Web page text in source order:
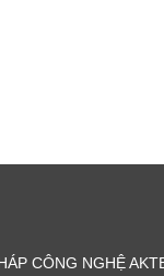
CÔNG NGHỆ